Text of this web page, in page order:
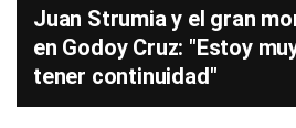
Juan Strumia y el gran
en Godoy Cruz: "Estoy
tener continuidad"